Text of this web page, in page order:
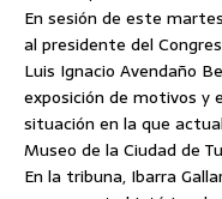
En sesión de este
al presidente del
Luis Ignacio Avendaño
exposición de motivos y
situación en la que
Museo de la Ciudad de
En la tribuna, Ibarra